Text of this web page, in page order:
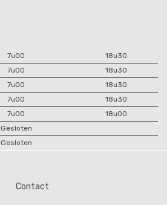
7u00
18u30
7u00
18u30
7u00
18u30
7u00
18u30
7u00
18u00
Gesloten
Gesloten
Contact